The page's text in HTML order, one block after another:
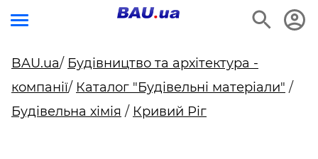
BAU.ua/ Будівництво та архітектура -
компанії/ Каталог "Будівельні матеріали" /
Будівельна хімія / Кривий Ріг